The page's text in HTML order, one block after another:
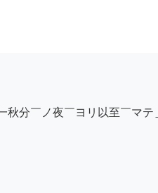
分￣ノ夜￣ヨリ以至￣マテ